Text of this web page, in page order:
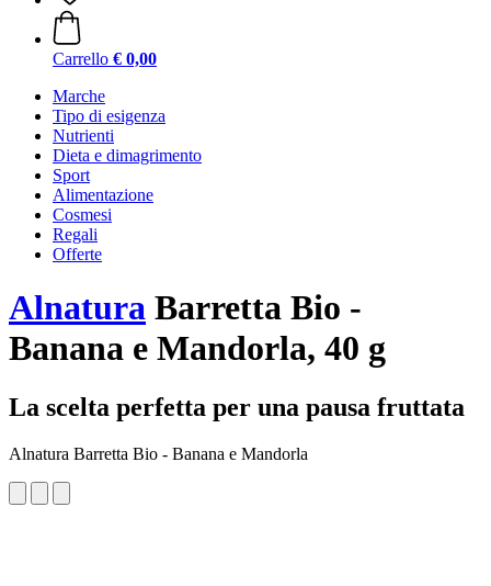
Carrello € 0,00
Marche
Tipo di esigenza
Nutrienti
Dieta e dimagrimento
Sport
Alimentazione
Cosmesi
Regali
Offerte
Alnatura Barretta Bio -
Banana e Mandorla, 40 g
La scelta perfetta per una pausa fruttata
Alnatura Barretta Bio - Banana e Mandorla